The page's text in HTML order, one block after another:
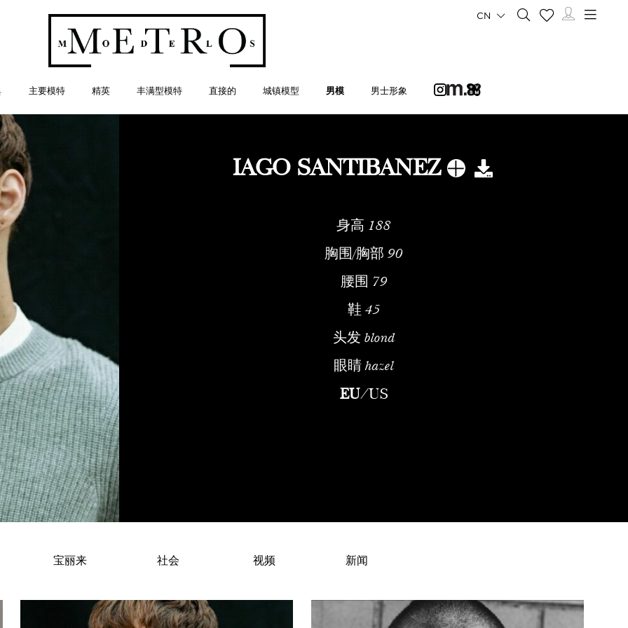
主要模特 精英 丰满型模特 直接的 城镇模型 男模 男士形象
CN
IAGO SANTIBANEZ
身高 188
胸围/胸部 90
腰围 79
鞋 45
头发 blond
眼睛 hazel
EU/US
宝丽来 社会 视频 新闻